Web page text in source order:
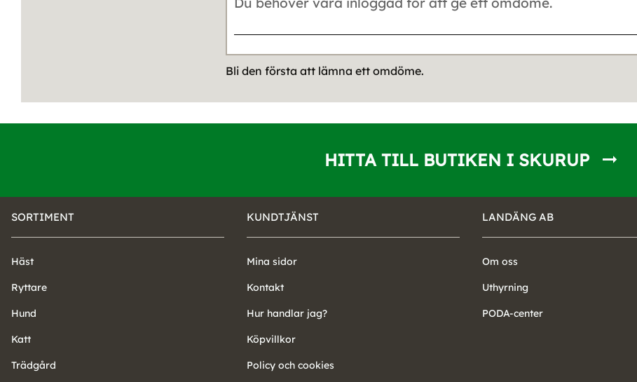
Bli den första att lämna ett omdöme.
HITTA TILL BUTIKEN I SKURUP
SORTIMENT
Häst
Ryttare
Hund
Katt
Trädgård
KUNDTJÄNST
Mina sidor
Kontakt
Hur handlar jag?
Köpvillkor
Policy och cookies
LANDÄNG AB
Om oss
Uthyrning
PODA-center